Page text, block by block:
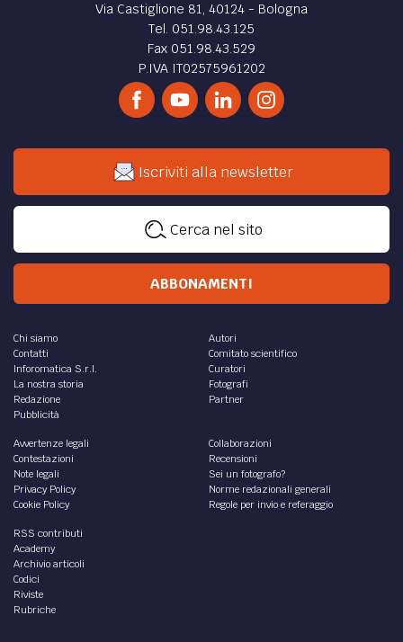
Via Castiglione 81, 40124 - Bologna
Tel. 051.98.43.125
Fax 051.98.43.529
P.IVA IT02575961202
Iscriviti alla newsletter
Cerca nel sito
ABBONAMENTI
Chi siamo
Contatti
Inforomatica S.r.l.
La nostra storia
Redazione
Pubblicità
Autori
Comitato scientifico
Curatori
Fotografi
Partner
Avvertenze legali
Contestazioni
Note legali
Privacy Policy
Cookie Policy
Collaborazioni
Recensioni
Sei un fotografo?
Norme redazionali generali
Regole per invio e referaggio
RSS contributi
Academy
Archivio articoli
Codici
Riviste
Rubriche